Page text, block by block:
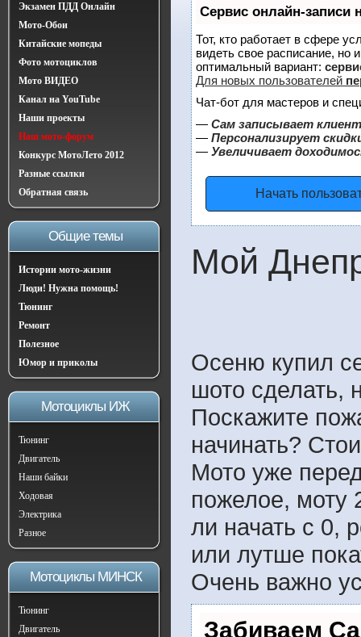
Экзамен ПДД Онлайн
Мото-Обои
Китайские мопеды
Фото мотоциклов
Мото ВИДЕО
Канал на YouTube
Наши проекты
Наш мото-форум
Конкурс МотоЛето 2012
Разные ссылки
Обратная связь
Общие темы
Истории мото-жизни
Люди! Нужна помощь!
Тюнинг
Ремонт
Полезное
Юмор и приколы
Мотоциклы ИЖ
Тюнинг
Двигатель
Наши байки
Ходовая
Электрика
Разное
Мотоциклы МИНСК
Тюнинг
Двигатель
Сервис онлайн-записи
Тот, кто работает в сфере
видеть свое расписание,
оптимальный вариант:
Для новых пользователей
Чат-бот для мастеров и
— Сам записывает
— Персонализирует
— Увеличивает
Начать
Мой
Осеню купил
шото сделать,
Поскажите
начинать?
Мото уже
пожелое, моту
ли начать с 0,
или лутше
Очень важно
Забиваем